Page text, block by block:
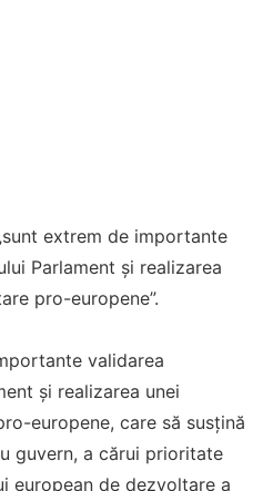
extrem de importante
Parlament și realizarea
pro-europene”.
validarea
și realizarea unei
europene, care să susțină
guvern, a cărui prioritate
european de dezvoltare a